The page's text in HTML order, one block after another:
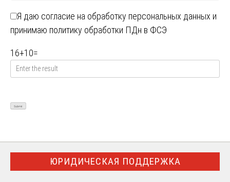
Я даю согласие на обработку персональных данных и
принимаю политику обработки ПДн в ФСЭ
16+10=
ЮРИДИЧЕСКАЯ ПОДДЕРЖКА